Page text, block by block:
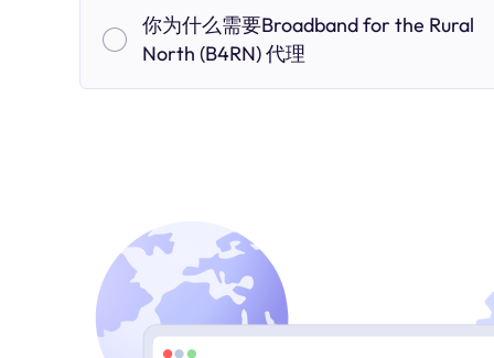
你为什么需要Broadband for the Rural
North (B4RN) 代理